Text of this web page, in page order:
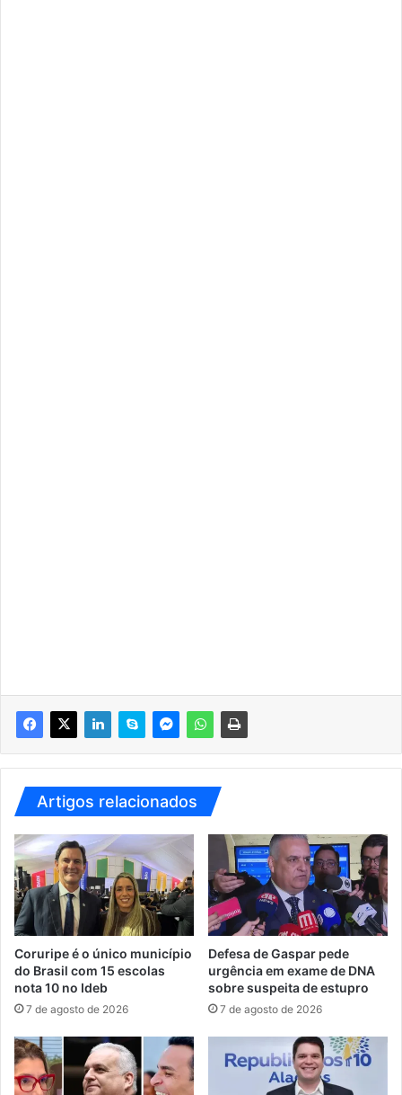
Artigos relacionados
Coruripe é o único município
do Brasil com 15 escolas
nota 10 no Ideb
7 de agosto de 2026
Defesa de Gaspar pede
urgência em exame de DNA
sobre suspeita de estupro
7 de agosto de 2026